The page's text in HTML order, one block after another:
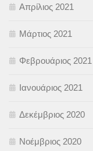
Απρίλιος 2021
Μάρτιος 2021
Φεβρουάριος 2021
Ιανουάριος 2021
Δεκέμβριος 2020
Νοέμβριος 2020